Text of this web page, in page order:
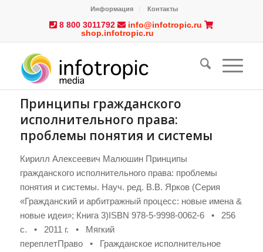
Информация Контакты
8 800 3011792
info@infotropic.ru
shop.infotropic.ru
Принципы гражданского
исполнительного права:
проблемы понятия и системы
Кирилл Алексеевич Малюшин Принципы
гражданского исполнительного права: проблемы
понятия и системы. Науч. ред. В.В. Ярков (Серия
«Гражданский и арбитражный процесс: новые имена &
новые идеи»; Книга 3)ISBN 978-5-9998-0062-6 • 256
с. • 2011 г. • Мягкий
переплетПраво • Гражданское исполнительное